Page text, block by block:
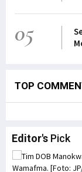
05
TOP
Editor's Pick